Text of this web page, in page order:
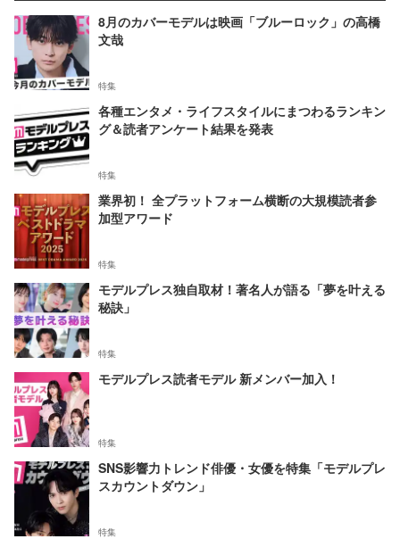
8月のカバーモデルは映画「ブルーロック」の高橋
文哉
特集
各種エンタメ・ライフスタイルにまつわるランキン
グ＆読者アンケート結果を発表
特集
業界初！ 全プラットフォーム横断の大規模読者参
加型アワード
特集
モデルプレス独自取材！著名人が語る「夢を叶える
秘訣」
特集
モデルプレス読者モデル 新メンバー加入！
特集
SNS影響力トレンド俳優・女優を特集「モデルプレ
スカウントダウン」
特集